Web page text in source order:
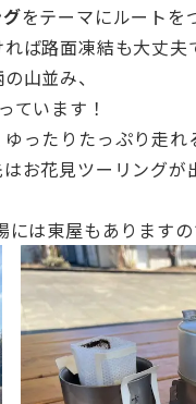
をテーマにルートを
ば路面凍結も大丈夫
山並み、
ています！
ったりたっぷり走れ
お花見ツーリングが
は東屋もあります